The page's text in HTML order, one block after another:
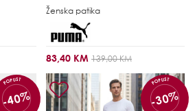
Ženska patika
83,40 KM 139,00 KM
POPUST
-40%
POPUST
-30%